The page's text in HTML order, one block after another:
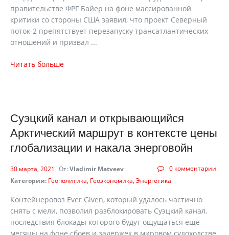
правительстве ФРГ Байер на фоне массированной
критики со стороны США заявил, что проект Северный
поток-2 препятствует перезапуску трансатлантических
отношений и призвал ...
Читать больше
Суэцкий канал и открывающийся
Арктический маршрут в контексте цены
глобализации и накала энерговойн
0 комментарии
30 марта, 2021 От: Vladimir Matveev
Категории: Геополитика Геоэкономика Энергетика
Контейнеровоз Ever Given, который удалось частично
снять с мели, позволил разблокировать Суэцкий канал,
последствия блокады которого будут ощущаться еще